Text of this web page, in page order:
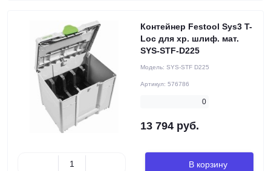
Контейнер Festool Sys3 T-
Loc для хр. шлиф. мат.
SYS-STF-D225
Модель: SYS-STF D225
Артикул: 576786
0
13 794 руб.
В корзину